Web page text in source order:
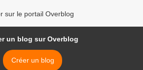
sur le portail Overblog
un blog sur Overblog
Créer un blog